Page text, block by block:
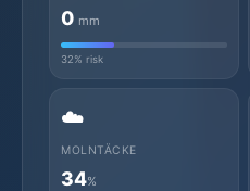
0 mm
32% risk
☁️
MOLNTÄCKE
34%